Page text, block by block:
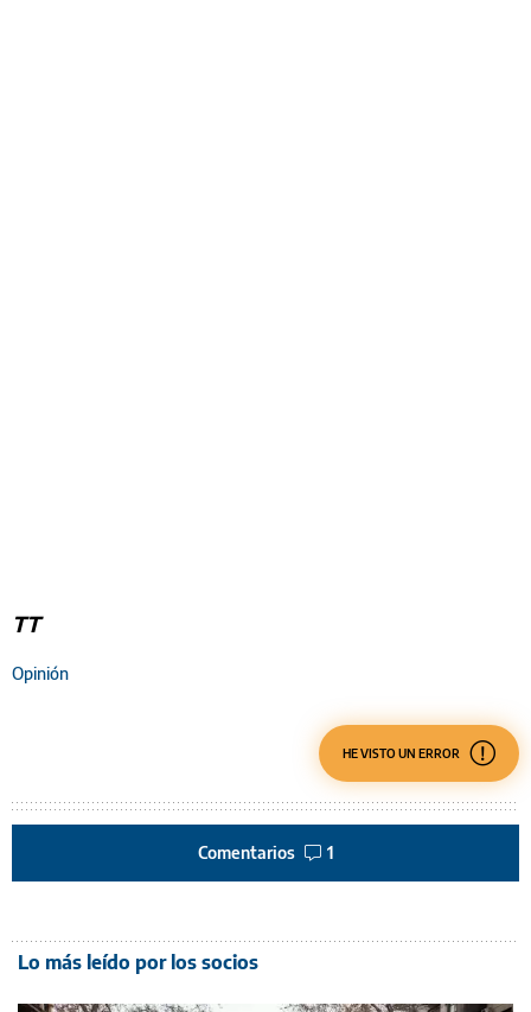
TT
Opinión
HE VISTO UN ERROR
Comentarios 1
Lo más leído por los socios